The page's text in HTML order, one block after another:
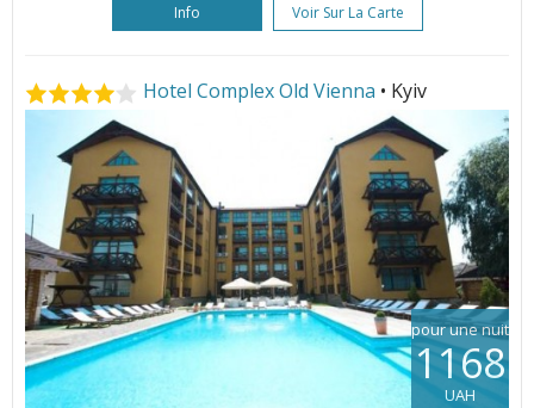
Info Voir Sur La Carte
Hotel Complex Old Vienna • Kyiv
pour une nuit
1168
UAH